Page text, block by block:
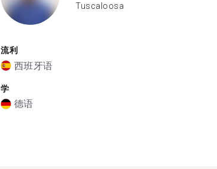
Tuscaloosa
流利
西班牙语
学
德语